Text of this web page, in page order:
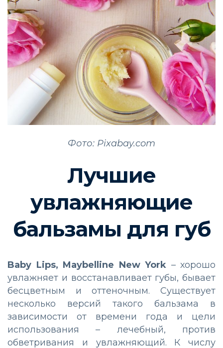
Фото: Pixabay.com
Лучшие
увлажняющие
бальзамы для губ
Baby Lips, Maybelline New York – хорошо
увлажняет и восстанавливает губы, бывает
бесцветным и оттеночным. Существует
несколько версий такого бальзама в
зависимости от времени года и цели
использования – лечебный, против
обветривания и увлажняющий. К числу